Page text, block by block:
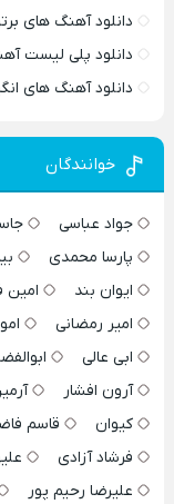
دانلود آهنگ های برتر
دانلود پلی لیست آهنگ
دانلود آهنگ های
خوانندگان
جواد عباسی
پارسا محمدی
ایوان بند
امین
امیر رمضانی
ابی عالی
آرون افشار
کیوان
قاسم
فرشاد آزادی
علیرضا رحیم پور